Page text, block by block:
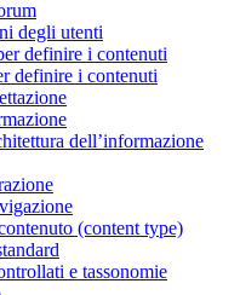
degli utenti
definire i contenuti
definire i contenuti
dell’informazione
(content type)
e tassonomie